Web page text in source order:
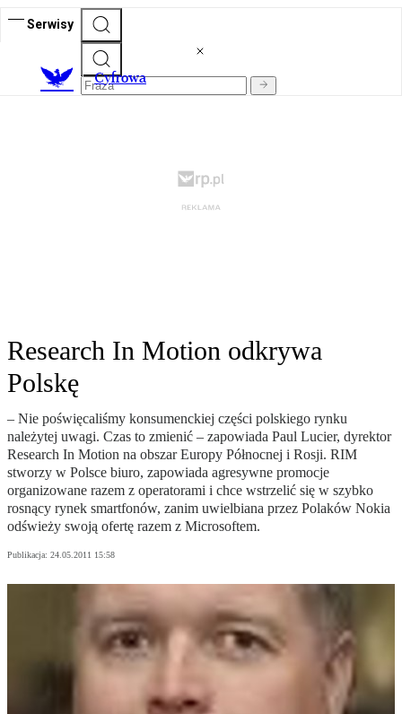
Serwisy
Cyfrowa
Research In Motion odkrywa
Polskę
– Nie poświęcaliśmy konsumenckiej części polskiego rynku
należytej uwagi. Czas to zmienić – zapowiada Paul Lucier, dyrektor
Research In Motion na obszar Europy Północnej i Rosji. RIM
stworzy w Polsce biuro, zapowiada agresywne promocje
organizowane razem z operatorami i chce wstrzelić się w szybko
rosnący rynek smartfonów, zanim uwielbiana przez Polaków Nokia
odświeży swoją ofertę razem z Microsoftem.
Publikacja: 24.05.2011 15:58